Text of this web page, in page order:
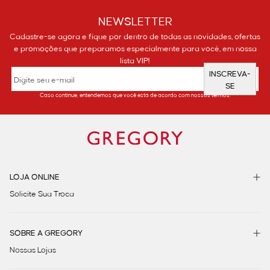
NEWSLETTER
Cadastre-se agora e fique por dentro de todas as novidades, ofertas
e promoções que preparamos especialmente para você, em nossa
lista VIP!
INSCREVA-
SE
Caso continue, entendemos que você está de acordo com nossos termos.
LOJA ONLINE
Solicite Sua Troca
SOBRE A GREGORY
Nossas Lojas